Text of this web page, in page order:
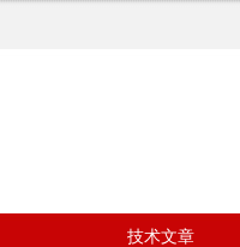
技术文章